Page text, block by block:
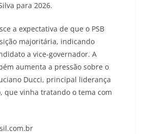
para 2026.
a expectativa de que o PSB
majoritária, indicando
a vice-governador. A
aumenta a pressão sobre o
Ducci, principal liderança
que vinha tratando o tema com